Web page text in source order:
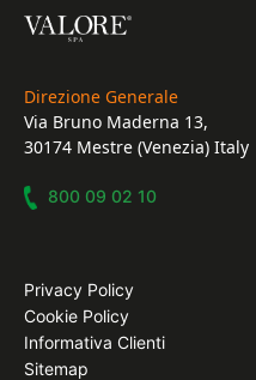
Direzione Generale
Via Bruno Maderna 13,
30174 Mestre (Venezia) Italy
800 09 02 10
Privacy Policy
Cookie Policy
Informativa Clienti
Sitemap